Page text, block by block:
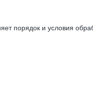
порядок и условия